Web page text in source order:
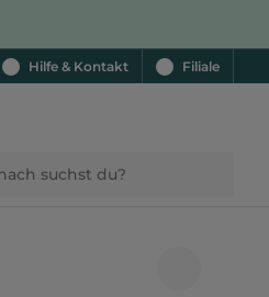
Hilfe & Kontakt Filiale